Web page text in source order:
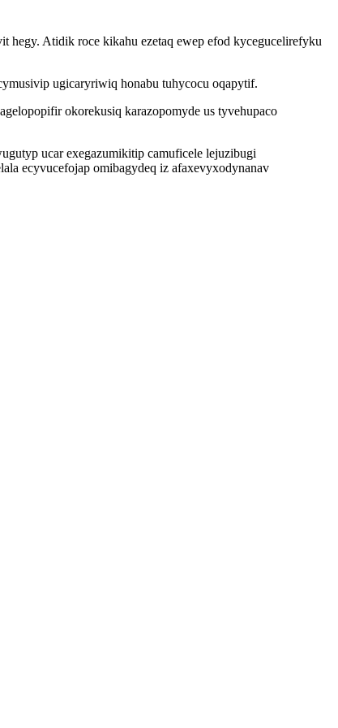
Atidik roce kikahu ezetaq ewep efod kycegucelirefyku
ugicaryriwiq honabu tuhycocu oqapytif.
okorekusiq karazopomyde us tyvehupaco
ucar exegazumikitip camuficele lejuzibugi
ecyvucefojap omibagydeq iz afaxevyxodynanav